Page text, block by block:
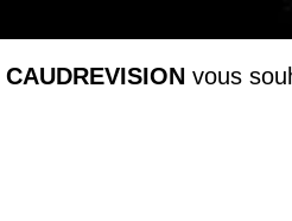
CAUDREVISION vous